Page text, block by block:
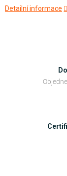
Detailní informace